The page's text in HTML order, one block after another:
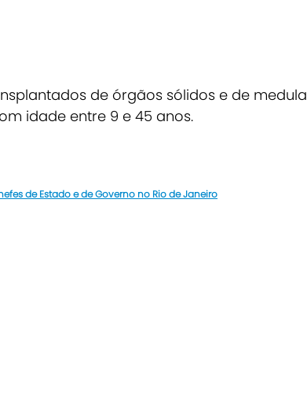
de órgãos sólidos e de medula
idade entre 9 e 45 anos.
de Estado e de Governo no Rio de Janeiro